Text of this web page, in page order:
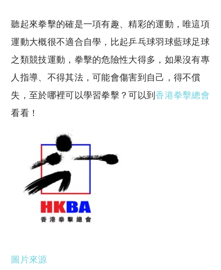
聽起來拳擊的確是一項有趣、精彩的運動，唯這項
運動大概很不適合自學，比起乒乓球羽球藍球足球
之類競技運動，拳擊的危險性大得多，如果沒有專
人指導、不得其法，可能會傷害到自己，得不償
失，至於哪裡可以學習拳擊？可以到香港拳擊總會
看看！
圖片來源